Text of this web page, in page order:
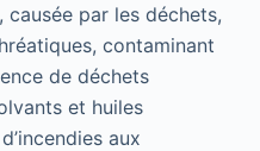
causée par les déchets,
contaminant
de déchets
et huiles
aux